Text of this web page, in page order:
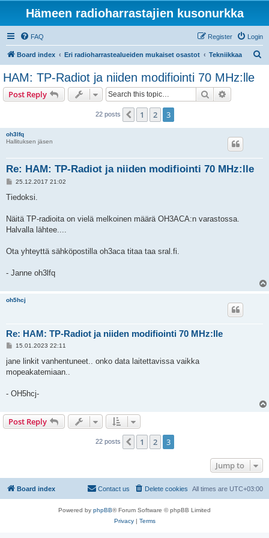
Hämeen radioharrastajien kusonurkka
FAQ Login
Register
Board index Eri radioharrastealueiden mukaiset osastot Tekniikkaa
HAM: TP-Radiot ja niiden modifiointi 70 MHz:lle
Post Reply Search
22 posts Previous
1 2 3
oh3lfq
Hallituksen jäsen
Re: HAM: TP-Radiot ja niiden modifiointi 70 MHz:lle
P
s
25.12.2017 21:02
Tiedoksi.
Näitä TP-radioita on vielä melkoinen määrä OH3ACA:n varastossa.
Halvalla lähtee....
Ota yhteyttä sähköpostilla oh3aca titaa taa sral.fi.
- Janne oh3lfq
oh5hcj
Re: HAM: TP-Radiot ja niiden modifiointi 70 MHz:lle
P
s
15.01.2023 22:11
jane linkit vanhentuneet.. onko data laitettavissa vaikka
mopeakatemiaan..
- OH5hcj-
Post Reply
22 posts Previous
1 2 3
Jump to
Board index All times are UTC+03:00
Delete cookies
Contact us
Powered by phpBB® Forum Software © phpBB Limited
Privacy| Terms